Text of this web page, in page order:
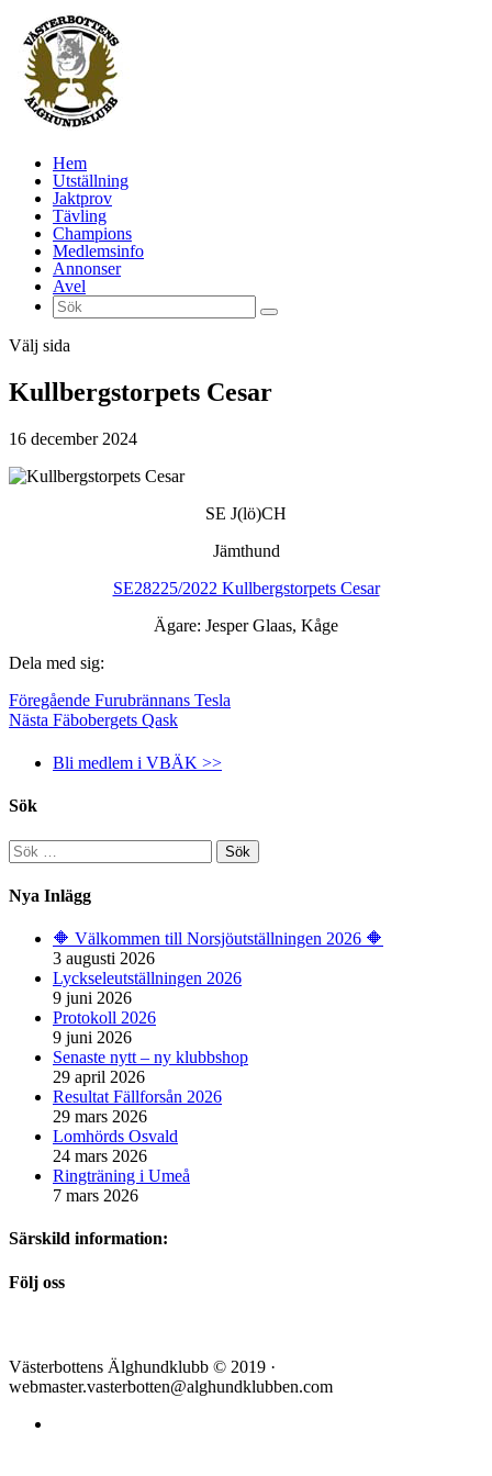
Hem
Utställning
Jaktprov
Tävling
Champions
Medlemsinfo
Annonser
Avel
Välj sida
Kullbergstorpets Cesar
16 december 2024
SE J(lö)CH
Jämthund
SE28225/2022 Kullbergstorpets Cesar
Ägare: Jesper Glaas, Kåge
Dela med sig:
Föregående Furubrännans Tesla
Nästa Fäbobergets Qask
Bli medlem i VBÄK >>
Sök
Sök
efter:
Nya Inlägg
🔶️ Välkommen till Norsjöutställningen 2026 🔶️
3 augusti 2026
Lyckseleutställningen 2026
9 juni 2026
Protokoll 2026
9 juni 2026
Senaste nytt – ny klubbshop
29 april 2026
Resultat Fällforsån 2026
29 mars 2026
Lomhörds Osvald
24 mars 2026
Ringträning i Umeå
7 mars 2026
Särskild information:
Följ oss
Västerbottens Älghundklubb © 2019 ·
webmaster.vasterbotten@alghundklubben.com